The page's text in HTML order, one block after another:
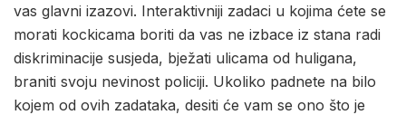
vas glavni izazovi. Interaktivniji zadaci u kojima ćete se
morati kockicama boriti da vas ne izbace iz stana radi
diskriminacije susjeda, bježati ulicama od huligana,
braniti svoju nevinost policiji. Ukoliko padnete na bilo
kojem od ovih zadataka, desiti će vam se ono što je